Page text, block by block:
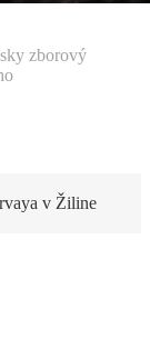
zborový
v Žiline